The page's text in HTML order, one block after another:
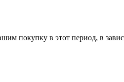
покупку в этот период, в